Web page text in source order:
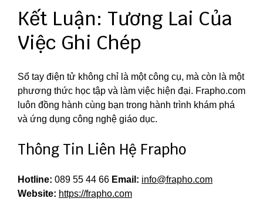
Kết Luận: Tương Lai Của
Việc Ghi Chép
Sổ tay điện tử không chỉ là một công cụ, mà còn là một
phương thức học tập và làm việc hiện đại. Frapho.com
luôn đồng hành cùng bạn trong hành trình khám phá
và ứng dụng công nghệ giáo dục.
Thông Tin Liên Hệ Frapho
Hotline: 089 55 44 66 Email: info@frapho.com
Website: https://frapho.com